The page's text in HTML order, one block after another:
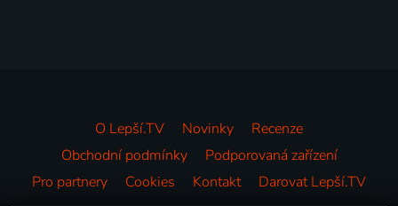
O Lepší.TV Novinky
Recenze
Obchodní podmínky
Podporovaná zařízení
Pro partnery
Cookies Kontakt Darovat Lepší.TV